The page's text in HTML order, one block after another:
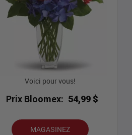
Voici pour vous!
Prix Bloomex: 54,99 $
MAGASINEZ